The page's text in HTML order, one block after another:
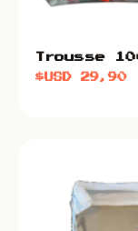
Trousse
$USD29,90